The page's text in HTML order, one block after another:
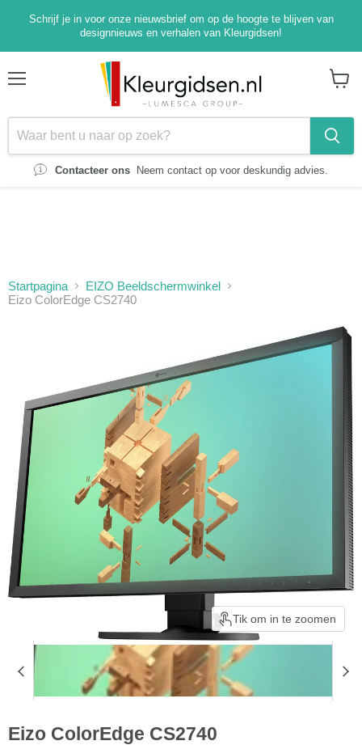
Schrijf je in voor onze nieuwsbrief om op de hoogte te blijven van
designnieuws en verhalen van Kleurgidsen!
Contacteer ons Neem contact op voor deskundig advies.
Startpagina
EIZO Beeldschermwinkel
Eizo ColorEdge CS2740
Tik om in te zoomen
Eizo ColorEdge CS2740